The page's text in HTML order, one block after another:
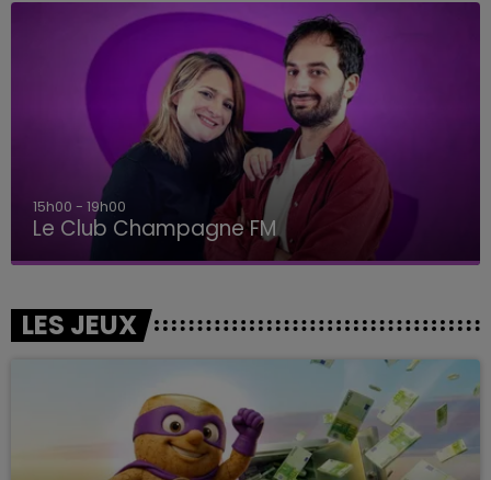
15h00 - 19h00
Le Club Champagne FM
LES JEUX